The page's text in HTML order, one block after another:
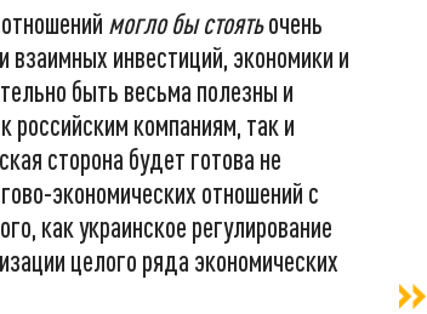
могло бы стоятьочень
инвестиций, экономики и
быть весьма полезны и
российским компаниям, так и
сторона будет готова не
экономических отношений с
как украинское регулирование
целого ряда экономических